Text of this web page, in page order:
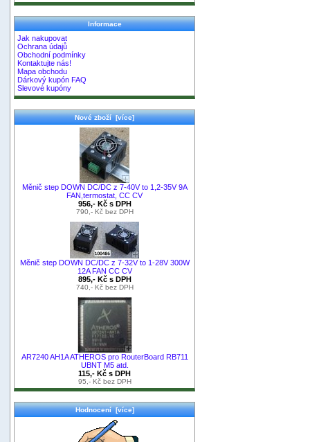
Informace
Jak nakupovat
Ochrana údajů
Obchodní podmínky
Kontaktujte nás!
Mapa obchodu
Dárkový kupón FAQ
Slevové kupóny
Nové zboží [více]
Měnič step DOWN DC/DC z 7-40V to 1,2-35V 9A
FAN,termostat, CC CV
956,- Kč s DPH
790,- Kč bez DPH
Měnič step DOWN DC/DC z 7-32V to 1-28V 300W
12A FAN CC CV
895,- Kč s DPH
740,- Kč bez DPH
AR7240 AH1A ATHEROS pro RouterBoard RB711
UBNT M5 atd.
115,- Kč s DPH
95,- Kč bez DPH
Hodnocení [více]